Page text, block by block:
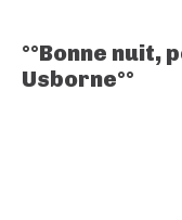
°°Bonne nuit,
Usborne°°